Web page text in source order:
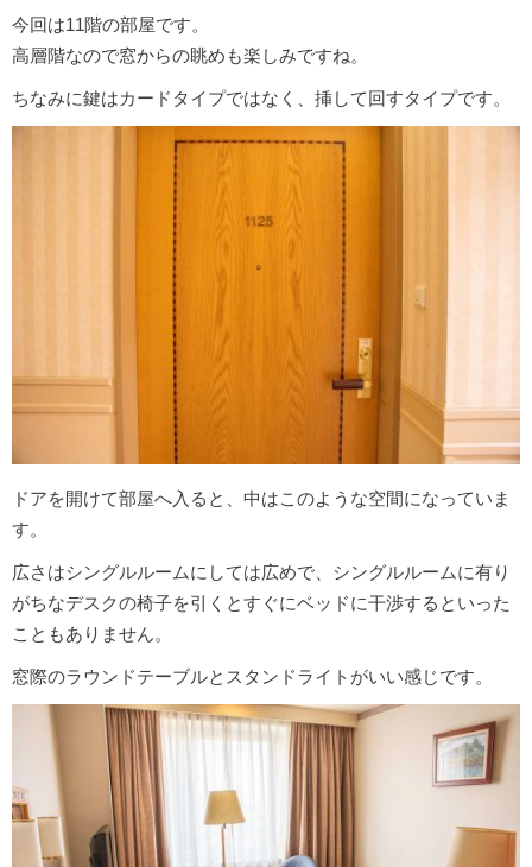
今回は11階の部屋です。
高層階なので窓からの眺めも楽しみですね。
ちなみに鍵はカードタイプではなく、挿して回すタイプです。
ドアを開けて部屋へ入ると、中はこのような空間になっていま
す。
広さはシングルルームにしては広めで、シングルルームに有り
がちなデスクの椅子を引くとすぐにベッドに干渉するといった
こともありません。
窓際のラウンドテーブルとスタンドライトがいい感じです。